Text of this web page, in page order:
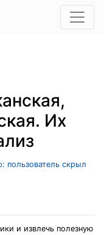
Их
пользователь скрыл
и извлечь полезную